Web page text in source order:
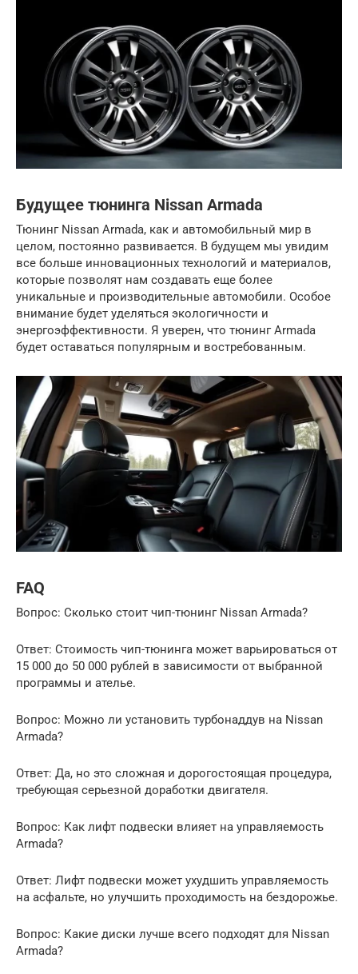
Будущее тюнинга Nissan Armada
Тюнинг Nissan Armada, как и автомобильный мир в
целом, постоянно развивается. В будущем мы увидим
все больше инновационных технологий и материалов,
которые позволят нам создавать еще более
уникальные и производительные автомобили. Особое
внимание будет уделяться экологичности и
энергоэффективности. Я уверен, что тюнинг Armada
будет оставаться популярным и востребованным.
FAQ
Вопрос: Сколько стоит чип-тюнинг Nissan Armada?
Ответ: Стоимость чип-тюнинга может варьироваться от
15 000 до 50 000 рублей в зависимости от выбранной
программы и ателье.
Вопрос: Можно ли установить турбонаддув на Nissan
Armada?
Ответ: Да, но это сложная и дорогостоящая процедура,
требующая серьезной доработки двигателя.
Вопрос: Как лифт подвески влияет на управляемость
Armada?
Ответ: Лифт подвески может ухудшить управляемость
на асфальте, но улучшить проходимость на бездорожье.
Вопрос: Какие диски лучше всего подходят для Nissan
Armada?